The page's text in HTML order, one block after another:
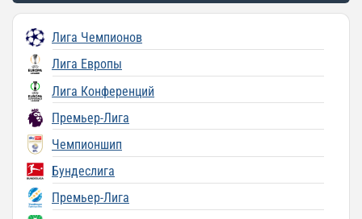
Лига Чемпионов
Лига Европы
Лига Конференций
Премьер-Лига
Чемпионшип
Бундеслига
Премьер-Лига